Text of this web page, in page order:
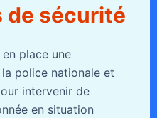
de sécurité
place une
police nationale et
intervenir de
en situation